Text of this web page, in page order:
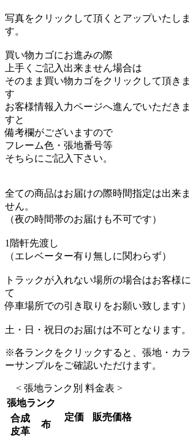
写真をクリックして頂くとアップいたしま
す。
買い物カゴにお進みの際
上手くご記入出来ません場合は
そのまま買い物カゴをクリックして頂きま
す
お客様情報入力ページへ進んでいただきま
すと
備考欄がございますので
フレーム色・張地番号等
そちらにご記入下さい。
全ての商品はお届けの際時間指定は出来ま
せん。
（夜の時間帯のお届けも不可です）
1階軒先渡し
（エレベーター有り無しに関わらず）
トラックが入れない場所の場合はお客様に
て
停車場所での引き取りをお願い致します）
土・日・祝日のお届けは不可となります。
※各ランクをクリックすると、張地・カラ
ーサンプルをご確認いただけます。
< 張地ランク別 料金表 >
張地ランク
定価
販売価格
合成
皮革
布